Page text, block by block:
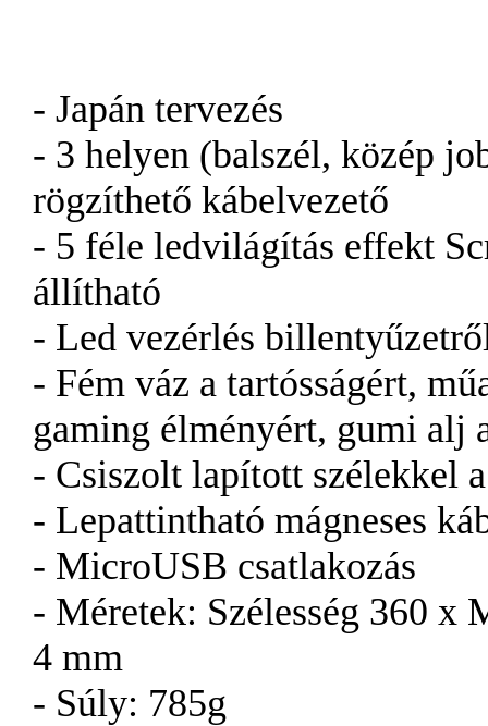
- Japán tervezés
- 3 helyen (balszél, közép
rögzíthető kábelvezető
- 5 féle ledvilágítás effekt
állítható
- Led vezérlés
- Fém váz a tartósságért,
gaming élményért, gumi alj
- Csiszolt lapított szélekkel
- Lepattintható mágneses
- MicroUSB csatlakozás
- Méretek: Szélesség 360 x
4 mm
- Súly: 785g